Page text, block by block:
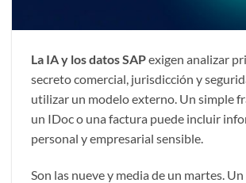
La IA y los datos SAPexigen analizar
secreto comercial, jurisdicción y
utilizar un modelo externo. Un simple
un IDoc o una factura puede incluir
personal y empresarial sensible.
Son las nueve y media de un martes.